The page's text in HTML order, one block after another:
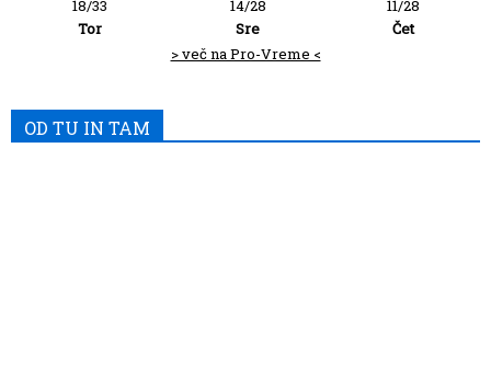
18/33
Tor
14/28
Sre
11/28
Čet
> več na Pro-Vreme <
OD TU IN TAM